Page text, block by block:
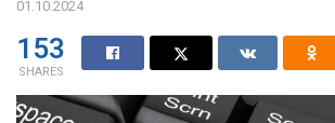
01.10.2024
153
SHARES